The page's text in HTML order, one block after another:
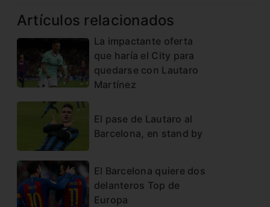
Artículos relacionados
La impactante oferta
que haría el City para
quedarse con Lautaro
Martínez
El pase de Lautaro al
Barcelona, en stand by
El Barcelona quiere dos
delanteros Top de
Europa